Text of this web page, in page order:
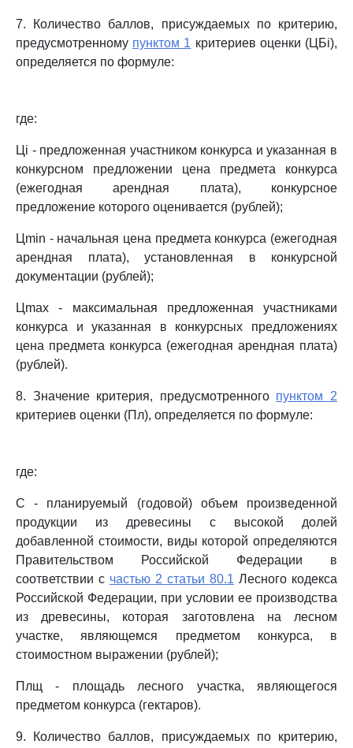
7. Количество баллов, присуждаемых по критерию,
предусмотренному пунктом 1 критериев оценки (ЦБi),
определяется по формуле:
где:
Цi - предложенная участником конкурса и указанная в
конкурсном предложении цена предмета конкурса
(ежегодная арендная плата), конкурсное
предложение которого оценивается (рублей);
Цmin - начальная цена предмета конкурса (ежегодная
арендная плата), установленная в конкурсной
документации (рублей);
Цmax - максимальная предложенная участниками
конкурса и указанная в конкурсных предложениях
цена предмета конкурса (ежегодная арендная плата)
(рублей).
8. Значение критерия, предусмотренного пунктом 2
критериев оценки (Пл), определяется по формуле:
где:
С - планируемый (годовой) объем произведенной
продукции из древесины с высокой долей
добавленной стоимости, виды которой определяются
Правительством Российской Федерации в
соответствии с частью 2 статьи 80.1 Лесного кодекса
Российской Федерации, при условии ее производства
из древесины, которая заготовлена на лесном
участке, являющемся предметом конкурса, в
стоимостном выражении (рублей);
Плщ - площадь лесного участка, являющегося
предметом конкурса (гектаров).
9. Количество баллов, присуждаемых по критерию,